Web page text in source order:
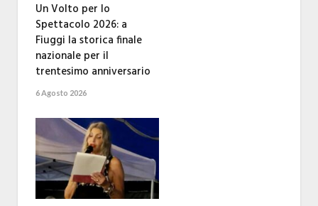
Un Volto per lo
Spettacolo 2026: a
Fiuggi la storica finale
nazionale per il
trentesimo anniversario
6 Agosto 2026